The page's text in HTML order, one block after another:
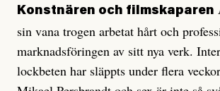
Konstnären och filmskaparen
sin vana trogen arbetat hårt och
marknadsföringen av sitt nya verk.
lockbeten har släppts under flera